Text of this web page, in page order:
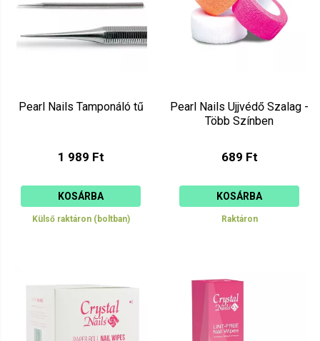
Pearl Nails Tamponáló tű
1 989 Ft
KOSÁRBA
Külső raktáron (boltban)
Pearl Nails Ujjvédő Szalag -
Több Színben
689 Ft
KOSÁRBA
Raktáron